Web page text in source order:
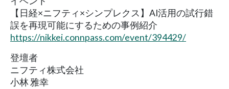
【日経×ニフティ×シンプレクス】AI活用の試行錯
誤を再現可能にするための事例紹介
https://nikkei.connpass.com/event/394429/
登壇者
ニフティ株式会社
小林 雅幸